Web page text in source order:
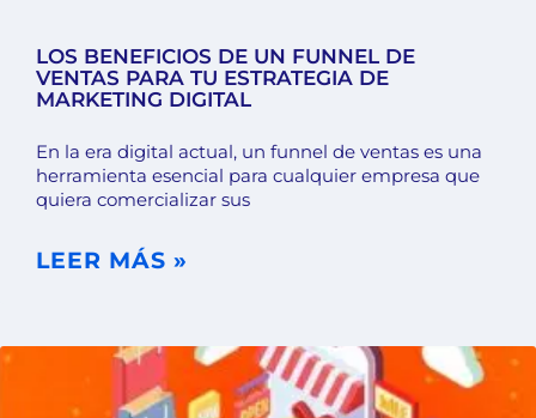
LOS BENEFICIOS DE UN FUNNEL DE
VENTAS PARA TU ESTRATEGIA DE
MARKETING DIGITAL
En la era digital actual, un funnel de ventas es una
herramienta esencial para cualquier empresa que
quiera comercializar sus
LEER MÁS »